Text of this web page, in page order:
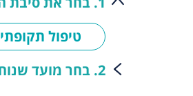
טיפול תקופתי
2. בחר מועד שנוח לך